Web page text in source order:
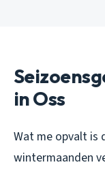
in Oss
Wat me opvalt is
wintermaanden